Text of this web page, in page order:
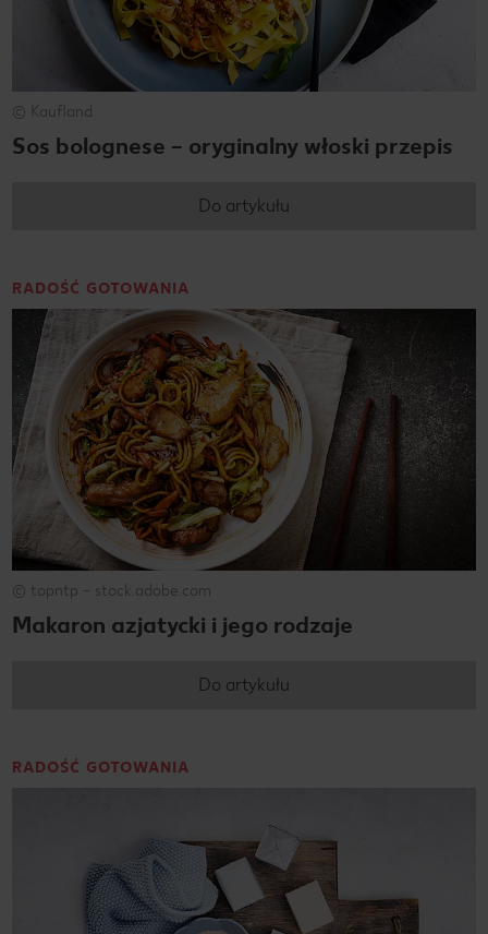
© Kaufland
Sos bolognese – oryginalny włoski przepis
Do artykułu
RADOŚĆ GOTOWANIA
© topntp – stock.adobe.com
Makaron azjatycki i jego rodzaje
Do artykułu
RADOŚĆ GOTOWANIA